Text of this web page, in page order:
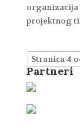
organizacija
projektnog
Stranica 4
Partneri